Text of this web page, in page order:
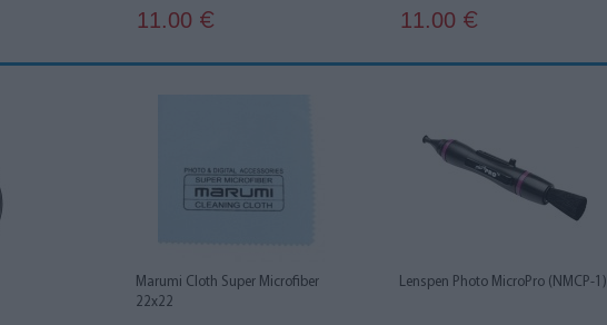
11.00 € 11.00 €
Marumi Cloth Super Microfiber
22x22
Lenspen Photo MicroPro (NMCP-1)